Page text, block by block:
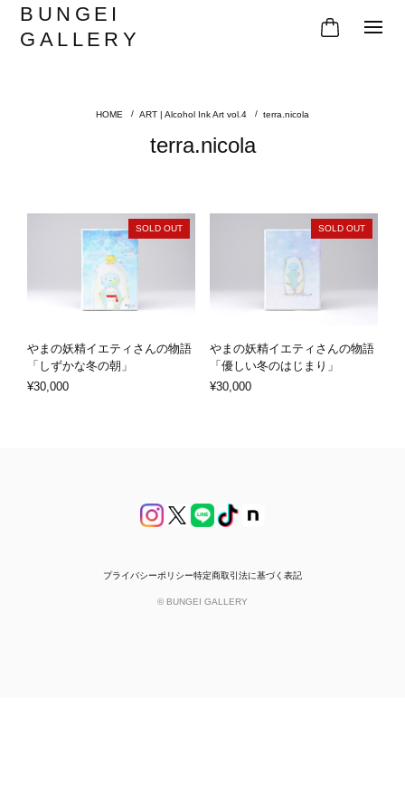
BUNGEI
GALLERY
ART | Alcohol Ink Art vol.4 terra.nicola
terra.nicola
SOLD OUT
やまの妖精イエティさんの物語
「しずかな冬の朝」
¥30,000
SOLD OUT
やまの妖精イエティさんの物語
「優しい冬のはじまり」
¥30,000
プライバシーポリシー特定商取引法に基づく表記
© BUNGEI GALLERY